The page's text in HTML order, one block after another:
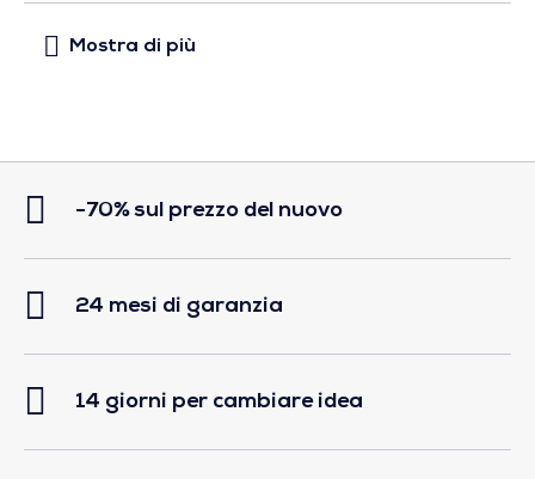
-70% sul prezzo del nuovo
24 mesi di garanzia
14 giorni per cambiare idea